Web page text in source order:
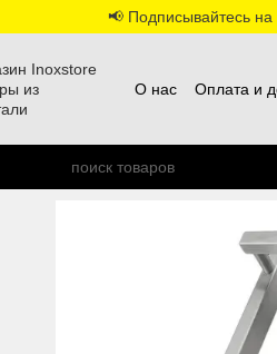
📢 Подписывайтесь на
О нас Оплата и